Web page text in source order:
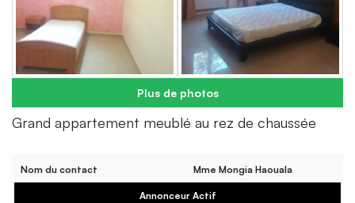
Plus de photos
Grand appartement meublé au rez de chaussée
Nom du contact Mme Mongia Haouala
Annonceur Actif